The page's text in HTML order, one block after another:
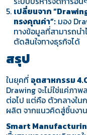
เปลี่ยนจาก
ทรงคุณค่า”: มอง
ทางข้อมูลที่สามารถน
ตัดสินใจทางธุรกิจได้
สรุป
ในยุคที่ อุตสาหกรรม
Drawing จะไม่ใช่แค่ภา
ต่อไป แต่คือ ตัวกลางใน
ผลิต จากแนวคิดสู่ชิ้นงา
Smart